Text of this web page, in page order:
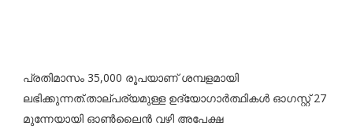
പ്രതിമാസം 35,000 രൂപയാണ് ശമ്പളമായി
ലഭിക്കുന്നത്.താല്പര്യമുള്ള ഉദ്യോഗാർത്ഥികൾ ഓഗസ്റ്റ് 27
മുന്നേയായി ഓൺലൈൻ വഴി അപേക്ഷ